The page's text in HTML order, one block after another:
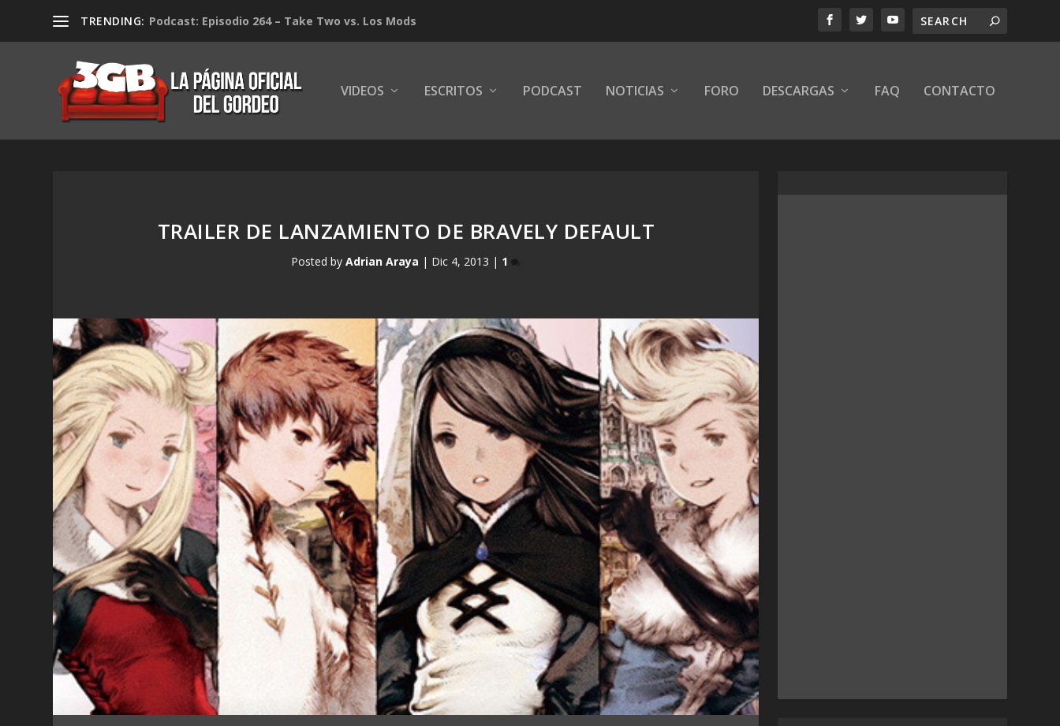
TRENDING: Podcast: Episodio 264 – Take Two vs. Los Mods
VIDEOS ESCRITOS PODCAST NOTICIAS FORO DESCARGAS FAQ CONTACTO
TRAILER DE LANZAMIENTO DE BRAVELY DEFAULT
Posted byAdrian Araya | Dic 4, 2013 | 1